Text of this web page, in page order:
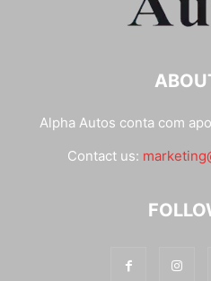
Alpha Autos conta com
Contact us: